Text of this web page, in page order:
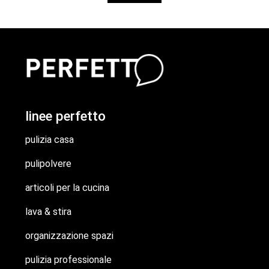
linee perfetto
pulizia casa
pulipolvere
articoli per la cucina
lava & stira
organizzazione spazi
pulizia professionale